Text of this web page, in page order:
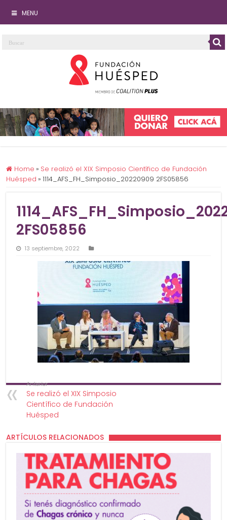
MENU
Home » Se realizó el XIX Simposio Científico de Fundación
Huésped » 1114_AFS_FH_Simposio_20220909 2FS05856
2FS05856
13 septiembre, 2022
Anterior
Se realizó el XIX Simposio
Científico de Fundación
Huésped
ARTÍCULOS RELACIONADOS